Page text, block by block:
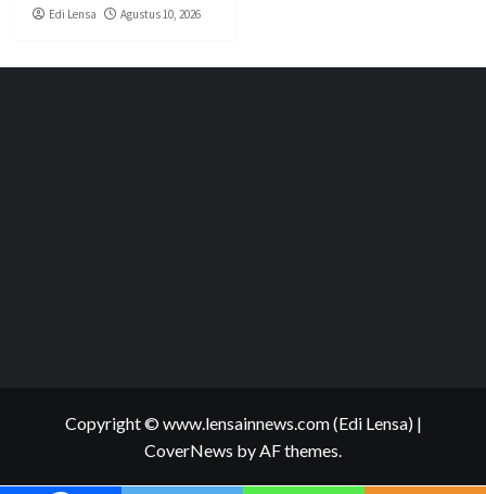
Edi Lensa Agustus 10, 2026
Copyright © www.lensainnews.com (Edi Lensa) |
CoverNews by AF themes.